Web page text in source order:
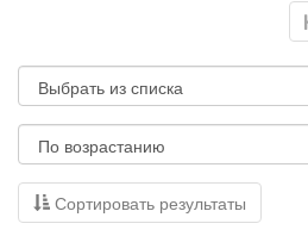
Сортировать результаты